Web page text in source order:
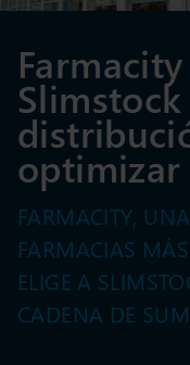
optimizar
FARMACITY,
FARMACIAS
ELIGE A
CADENA DE